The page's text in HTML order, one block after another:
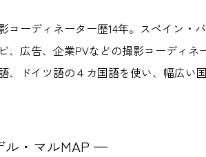
コーディネーター歴14年。スペイン・
、広告、企業PVなどの撮影コーディネ
、ドイツ語の４カ国語を使い、幅広い
ル・マルMAP —